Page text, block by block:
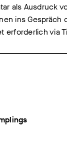
als Ausdruck
ins
erforderlich via